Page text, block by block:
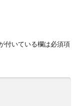
付いている欄は必須項